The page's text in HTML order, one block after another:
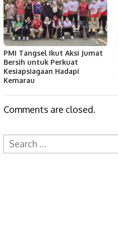
PMI Tangsel Ikut Aksi Jumat
Bersih untuk Perkuat
Kesiapsiagaan Hadapi
Kemarau
Comments are closed.
Search
for: